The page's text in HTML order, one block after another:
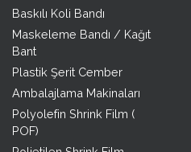
Baskılı Koli Bandı
Maskeleme Bandı / Kağıt
Bant
Plastik Şerit Cember
Ambalajlama Makinaları
Polyolefin Shrink Film (
POF)